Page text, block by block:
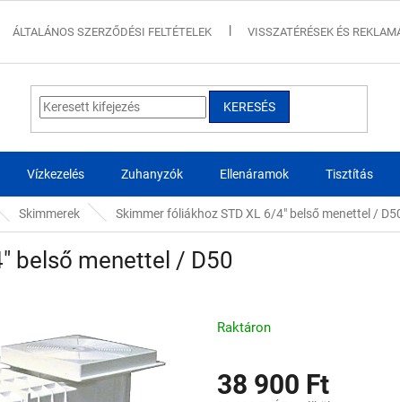
ÁLTALÁNOS SZERZŐDÉSI FELTÉTELEK VISSZATÉRÉSEK ÉS
KERESÉS
Vízkezelés Zuhanyzók Ellenáramok Tisztítás
Skimmerek Skimmer fóliákhoz STD XL 6/4" belső menettel /
belső menettel / D50
38 900 Ft
Raktáron